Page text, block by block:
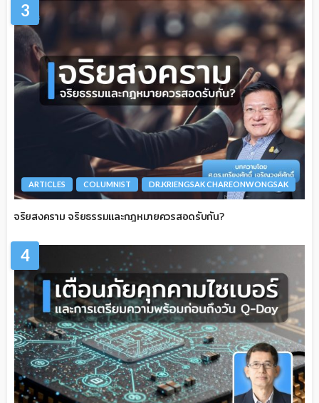
3
ARTICLES COLUMNIST DR.KRIENGSAK CHAREONWONGSAK
จริยสงคราม จริยธรรมและกฎหมายควรสอดรับกัน?
4